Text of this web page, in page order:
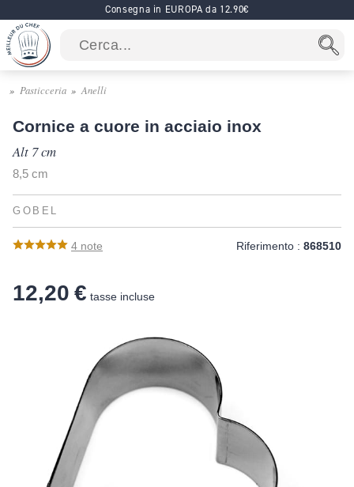
Consegna in EUROPA da 12.90€
Pasticceria Anelli
Cornice a cuore in acciaio inox
Alt 7 cm
8,5 cm
GOBEL
4 note Riferimento : 868510
12,20 € tasse incluse